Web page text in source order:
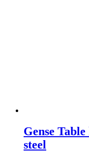
Gense
steel